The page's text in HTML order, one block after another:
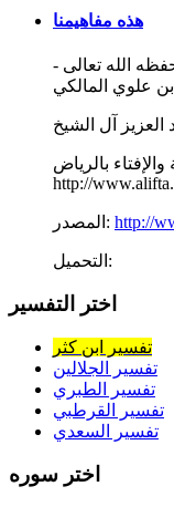
هذه مفاهيمنا
الله تعالى -
آل الشيخ
بالرياض
http://
المصدر: http://
التحميل:
اختر التفسير
تفسير ابن كثر
تفسير الجلالين
تفسير الطبري
تفسير القرطبي
تفسير السعدي
اختر سوره